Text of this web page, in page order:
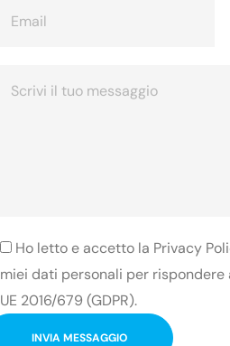
Ho letto e accetto la Privacy
miei dati personali per rispondere
UE 2016/679 (GDPR).
INVIA MESSAGGIO